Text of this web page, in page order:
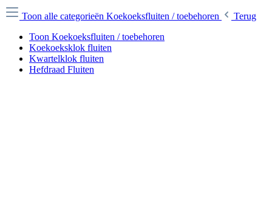
Toon alle categorieën Koekoeksfluiten / toebehoren
Terug
Toon Koekoeksfluiten / toebehoren
Koekoeksklok fluiten
Kwartelklok fluiten
Hefdraad Fluiten